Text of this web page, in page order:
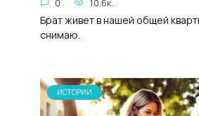
0 10.6к.
Брат живет в нашей общей
снимаю.
ИСТОРИИ